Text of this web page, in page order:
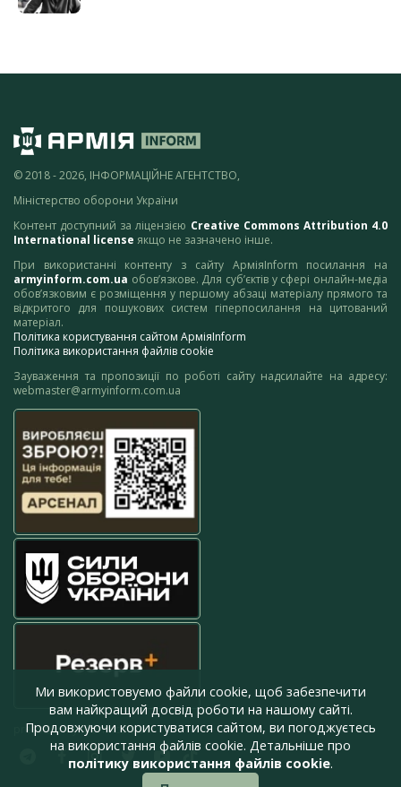
© 2018 - 2026, ІНФОРМАЦІЙНЕ АГЕНТСТВО,
Міністерство оборони України
Контент доступний за ліцензією Creative Commons Attribution 4.0
International license якщо не зазначено інше.
При використанні контенту з сайту АрміяInform посилання на
armyinform.com.ua обов’язкове. Для суб’єктів у сфері онлайн-медіа
обов’язковим є розміщення у першому абзаці матеріалу прямого та
відкритого для пошукових систем гіперпосилання на цитований
матеріал.
Політика користування сайтом АрміяInform
Політика використання файлів cookie
Зауваження та пропозиції по роботі сайту надсилайте на адресу:
webmaster@armyinform.com.ua
press@armyinform.com.ua
Ми використовуємо файли cookie, щоб забезпечити
вам найкращий досвід роботи на нашому сайті.
Продовжуючи користуватися сайтом, ви погоджуєтесь
на використання файлів cookie. Детальніше про
політику використання файлів cookie.